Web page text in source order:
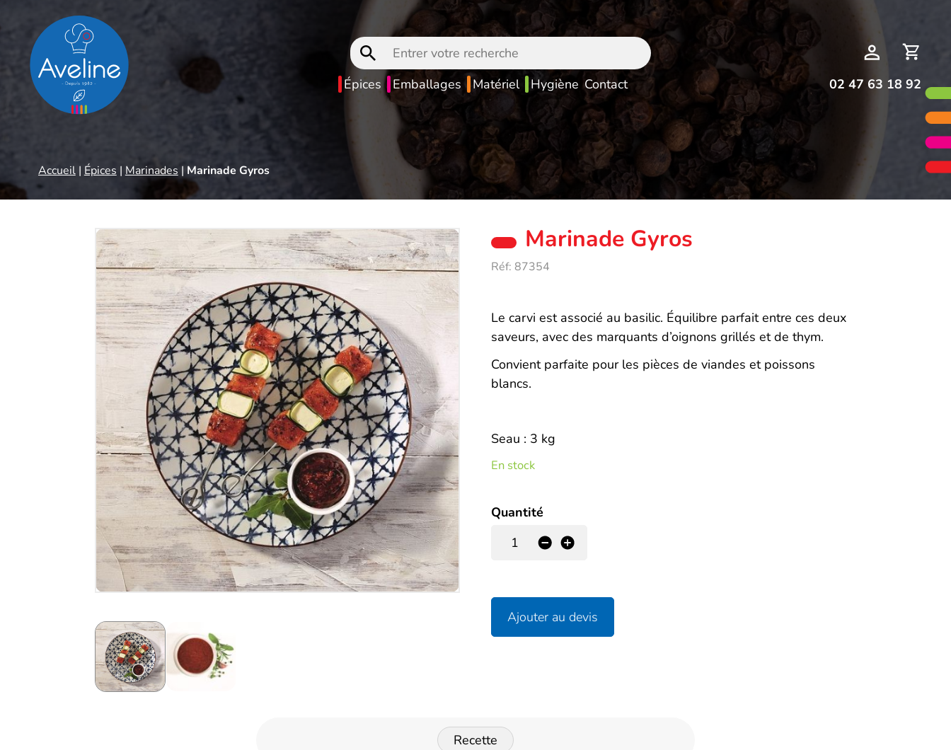
Entrer
votre
recherche
Mon
devis
Épices Emballages Matériel Hygiène Contact 02 47 63 18 92
Accueil| Épices | Marinades | Marinade Gyros
Marinade Gyros
Réf: 87354
Description
Le carvi est associé au basilic. Équilibre parfait entre ces deux
saveurs, avec des marquants d’oignons grillés et de thym.
Convient parfaite pour les pièces de viandes et poissons
blancs.
Seau : 3 kg
En stock
Quantité
+
-
Ajouter au devis
Recette
Panneau de gestion des cookies